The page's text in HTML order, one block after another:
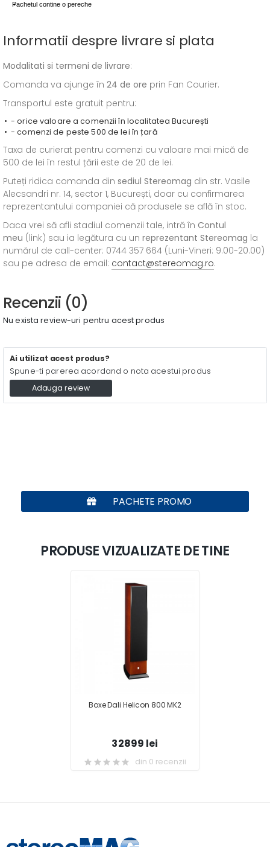
Pachetul contine o pereche
Informatii despre livrare si plata
Modalitati si termeni de livrare:
Comanda va ajunge în 24 de ore prin Fan Courier.
Transportul este gratuit pentru:
- orice valoare a comenzii în localitatea București
- comenzi de peste 500 de lei în țară
Taxa de curierat pentru comenzi cu valoare mai mică de
500 de lei în restul țării este de 20 de lei.
Puteți ridica comanda din sediul Stereomag din str. Vasile
Alecsandri nr. 14, sector 1, București, doar cu confirmarea
reprezentantului companiei că produsele se află în stoc.
Daca vrei să afli stadiul comenzii tale, intră în Contul
meu (link) sau ia legătura cu un reprezentant Stereomag la
numărul de call-center: 0744 357 664 (Luni-Vineri: 9.00-20.00)
sau pe adresa de email: contact@stereomag.ro.
Recenzii (0)
Nu exista review-uri pentru acest produs
Ai utilizat acest produs?
Spune-ti parerea acordand o nota acestui produs
Adauga review
PACHETE PROMO
PRODUSE VIZUALIZATE DE TINE
Boxe Dali Helicon 800 MK2
32899 lei
din 0 recenzii